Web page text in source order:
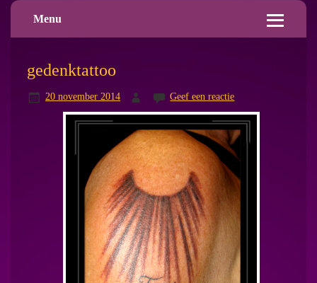
Menu
gedenktattoo
20 november 2014 Geef een reactie